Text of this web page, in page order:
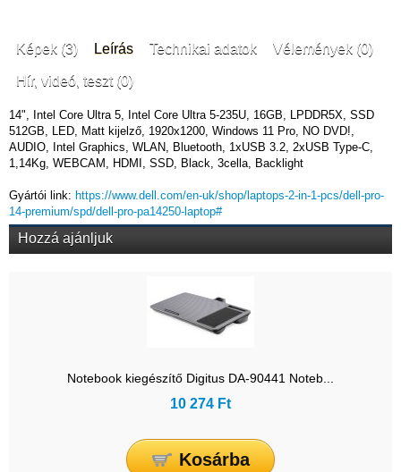
Képek (3) Leírás Technikai adatok Vélemények (0)
Hír, videó, teszt (0)
14", Intel Core Ultra 5, Intel Core Ultra 5-235U, 16GB, LPDDR5X, SSD
512GB, LED, Matt kijelző, 1920x1200, Windows 11 Pro, NO DVD!,
AUDIO, Intel Graphics, WLAN, Bluetooth, 1xUSB 3.2, 2xUSB Type-C,
1,14Kg, WEBCAM, HDMI, SSD, Black, 3cella, Backlight
Gyártói link: https://www.dell.com/en-uk/shop/laptops-2-in-1-pcs/dell-pro-
14-premium/spd/dell-pro-pa14250-laptop#
Hozzá ajánljuk
Notebook kiegészítő Digitus DA-90441 Noteb...
10 274 Ft
Kosárba